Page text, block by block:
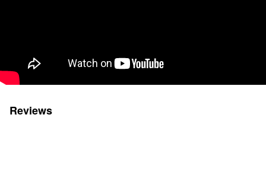
Reviews